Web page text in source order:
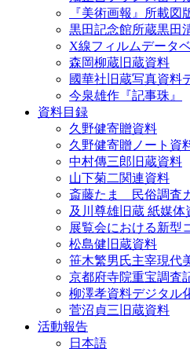
『美術画報』所載図
黒田記念館所蔵黒田
X線フィルムデータ
森岡柳蔵旧蔵資料
國華社旧蔵写真資料
今泉雄作『記事珠』
資料目録
久野健寄贈資料
久野健寄贈ノート資
中村傳三郎旧蔵資料
山下菊二関連資料
斎藤たま 民俗調査
及川尊雄旧蔵 紙媒
展覧会における新型
松島健旧蔵資料
笹木繁男氏主宰現代
京都府寺院重宝調査
柳澤孝資料デジタル
菅沼貞三旧蔵資料
活動報告
日本語